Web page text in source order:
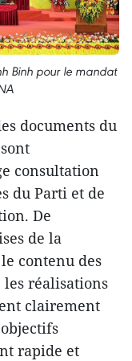
Binh pour le mandat
documents du
consultation
du Parti et de
De
de la
contenu des
réalisations
clairement
rapide et